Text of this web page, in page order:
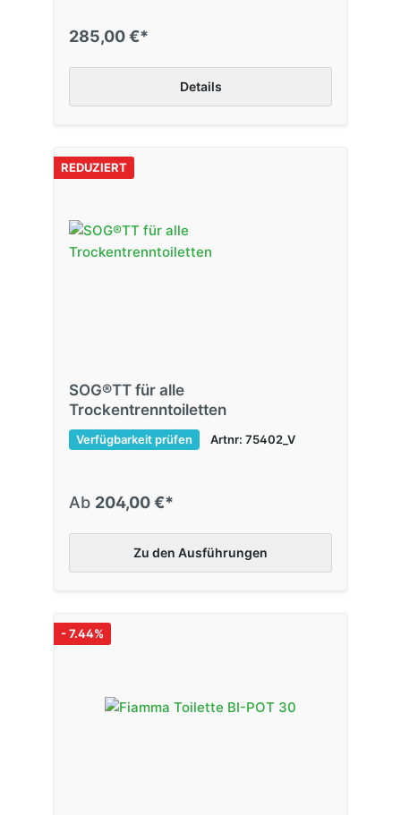
285,00 €*
Details
REDUZIERT
SOG®TT für alle
Trockentrenntoiletten
Verfügbarkeit prüfen Artnr: 75402_V
Ab 204,00 €*
Zu den Ausführungen
- 7.44%